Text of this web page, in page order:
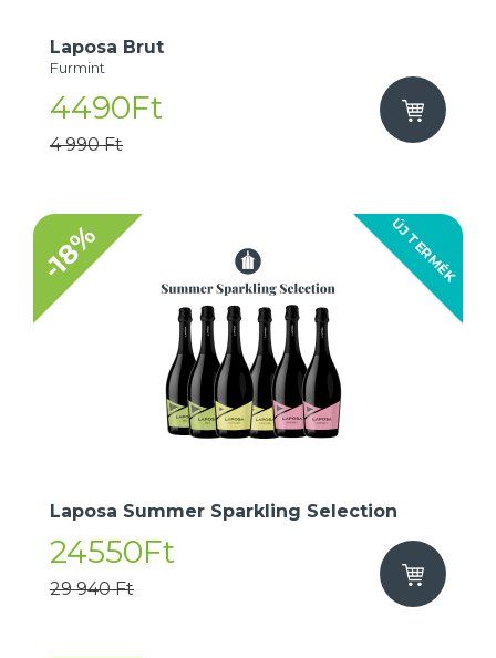
Laposa Brut
Furmint
4490Ft
4 990 Ft
ÚJ TERMÉK
-18%
Laposa Summer Sparkling Selection
24550Ft
29 940 Ft